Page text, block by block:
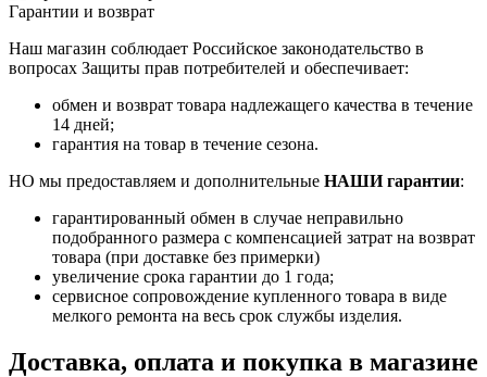
Гарантии и возврат
Наш магазин соблюдает Российское законодательство в
вопросах Защиты прав потребителей и обеспечивает:
обмен и возврат товара надлежащего качества в течение
14 дней;
гарантия на товар в течение сезона.
НО мы предоставляем и дополнительные НАШИ гарантии:
гарантированный обмен в случае неправильно
подобранного размера с компенсацией затрат на возврат
товара (при доставке без примерки)
увеличение срока гарантии до 1 года;
сервисное сопровождение купленного товара в виде
мелкого ремонта на весь срок службы изделия.
Доставка, оплата и покупка в магазине